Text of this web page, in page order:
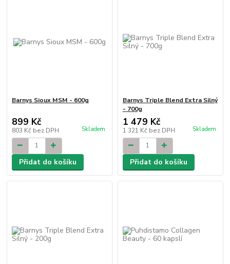
Barnys Sioux MSM - 600g
899 Kč
803 Kč bez DPH Skladem
Přidat do košíku
Barnys Triple Blend Extra Silný
- 700g
1 479 Kč
1 321 Kč bez DPH Skladem
Přidat do košíku